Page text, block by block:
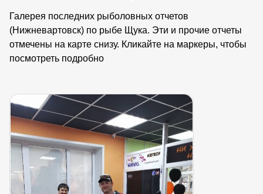
Галерея последних рыболовных отчетов
(Нижневартовск) по рыбе Щука. Эти и прочие отчеты
отмечены на карте снизу. Кликайте на маркеры, чтобы
посмотреть подробно